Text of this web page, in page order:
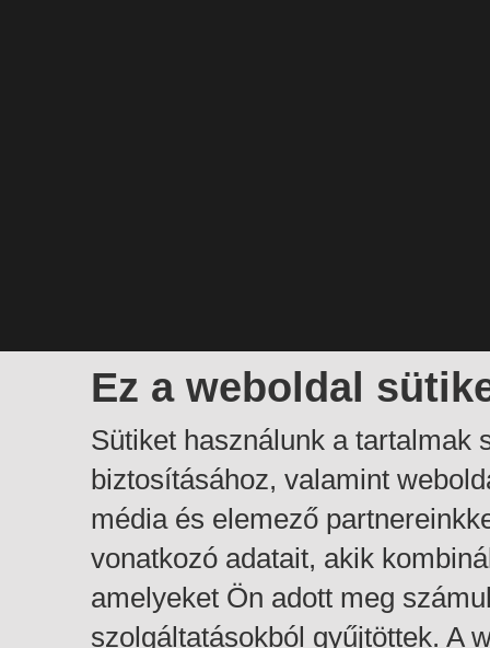
Ez a weboldal
Sütiket használunk a tartalmak
biztosításához, valamint
média és elemező
vonatkozó adatait, akik
amelyeket Ön adott meg
szolgáltatásokból gyűjtöttek. A